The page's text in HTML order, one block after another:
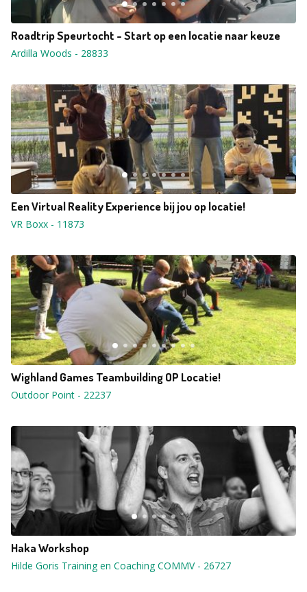
Roadtrip Speurtocht - Start op een locatie naar keuze
Ardilla Woods - 28833
Een Virtual Reality Experience bij jou op locatie!
VR Boxx - 11873
Wighland Games Teambuilding OP Locatie!
Outdoor Point - 22237
Haka Workshop
Hilde Goris Training en Coaching COMMV- 26727